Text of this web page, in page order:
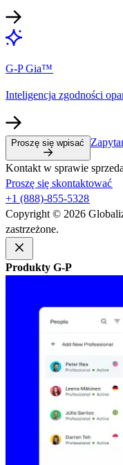
G-P Gia™​​
Inteligencja zgodności
Proszę się wpisać​​
Kontakt w sprawie
Proszę się skontaktować​​
+1 (888)-855-5328​​
Copyright © 2026
zastrzeżone.​​
Produkty G-P​​